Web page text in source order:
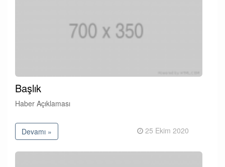
Başlık
Haber Açıklaması
Devamı » 25 Ekim 2020